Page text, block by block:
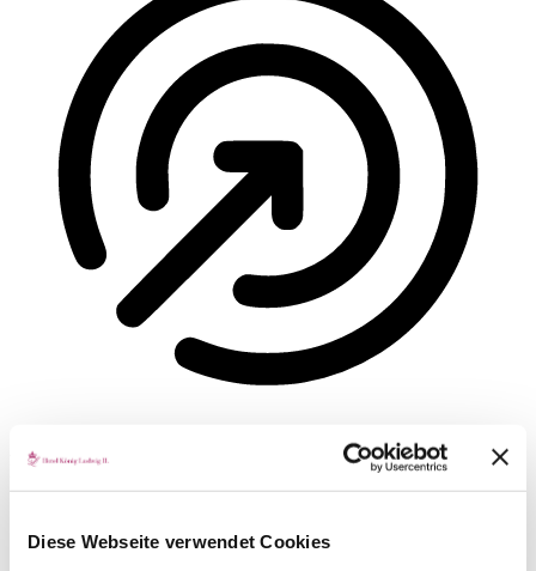
Diese Webseite verwendet Cookies
ADHD-freundlicher Modus
Fokussiertes Browsing, ablenkungsfrei